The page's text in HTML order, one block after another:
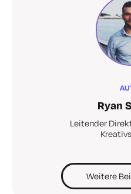
Ryan
Leitender
Weitere